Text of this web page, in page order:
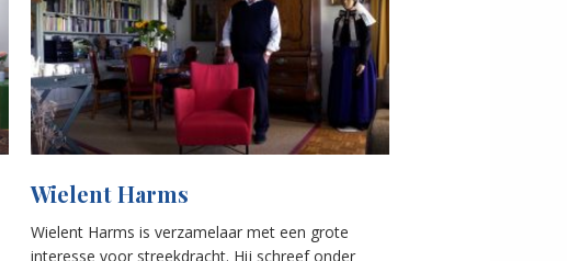
Wielent Harms
Wielent Harms is verzamelaar met een grote
interesse voor streekdracht. Hij schreef onder